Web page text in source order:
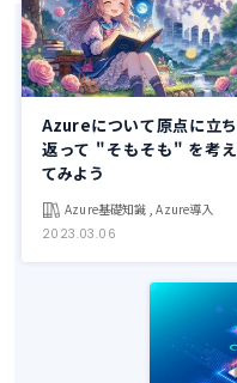
Azureについて原点に立ち
返って "そもそも" を考え
てみよう
Azure基礎知識 , Azure導入
2023.03.06